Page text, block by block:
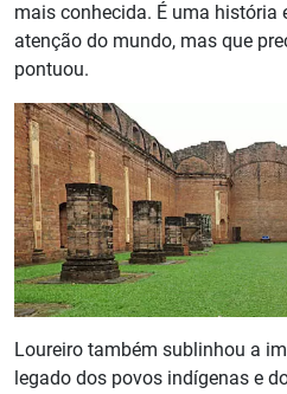
mais conhecida. É uma história
atenção do mundo, mas que
pontuou.
Loureiro também sublinhou a
legado dos povos indígenas e